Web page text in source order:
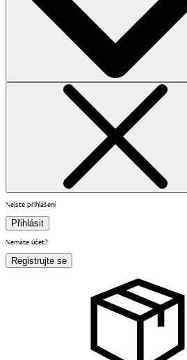
Nejste přihlášení
Přihlásit
Nemáte účet?
Registrujte se